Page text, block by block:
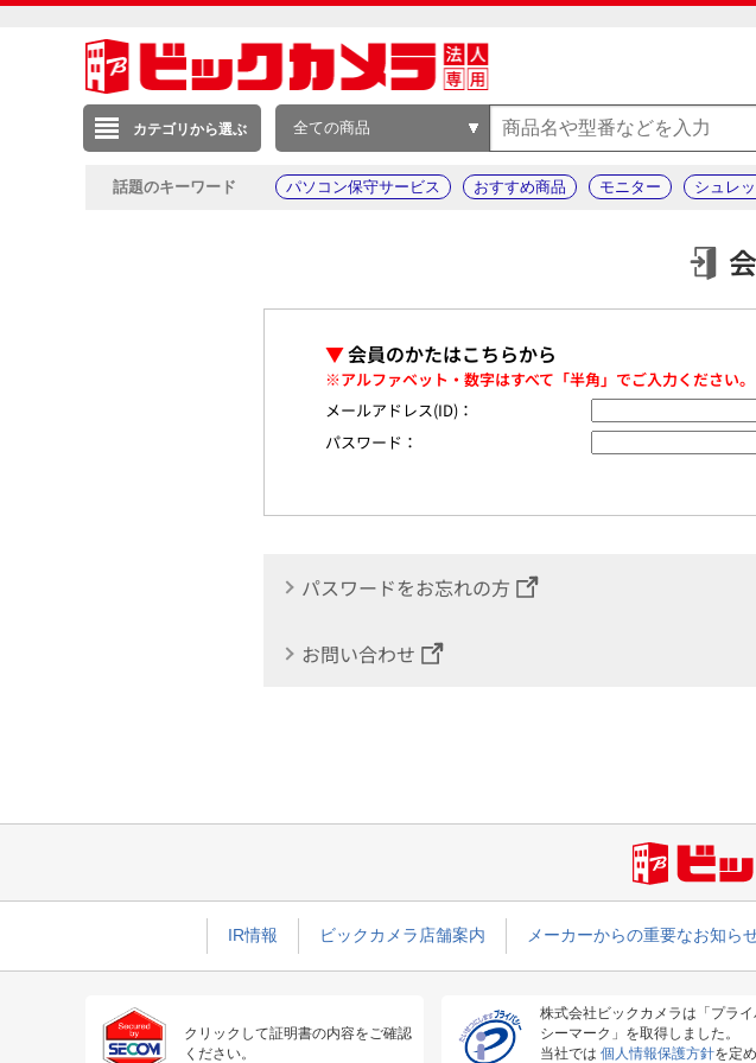
カテゴリから選ぶ 全ての商品
話題のキーワード パソコン保守サービス おすすめ商品 モニター シュレ
▼会員のかたはこちらから
※アルファベット・数字はすべて「半角」でご入力ください。
メールアドレス(ID)：
パスワード：
パスワードをお忘れの方
お問い合わせ
IR情報 ビックカメラ店舗案内 メーカーからの重要なお知ら
クリックして証明書の内容をご確認
ください。
株式会社ビックカメラは「プライ
シーマーク」を取得しました。
当社では 個人情報保護方針を定め